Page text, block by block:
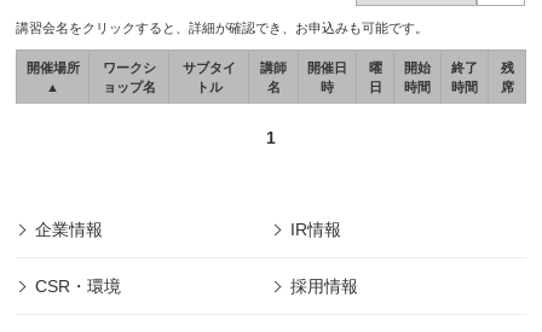
講習会名をクリックすると、詳細が確認でき、お申込みも可能です。
開催場所
▲
ワークシ
ョップ名
サブタイ
トル
講師
名
開催日
時
曜
日
開始
時間
終了
時間
残
席
1
企業情報 IR情報
CSR・環境 採用情報